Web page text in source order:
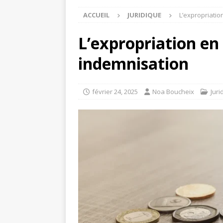
ACCUEIL JURIDIQUE
L’expropriation
indemnisation
février 24, 2025 Noa Boucheix